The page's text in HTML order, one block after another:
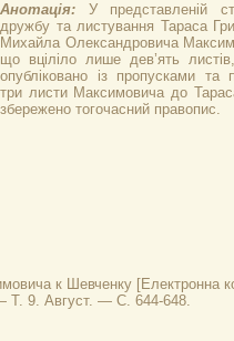
Анотація: У представленій
дружбу та листування Тараса
Михайла Олександровича
що вціліло лише дев’ять
опубліковано із пропусками
три листи Максимовича до
збережено тогочасний правопис.
к Шевченку [Електронна
Т. 9. Август. — С. 644-648.